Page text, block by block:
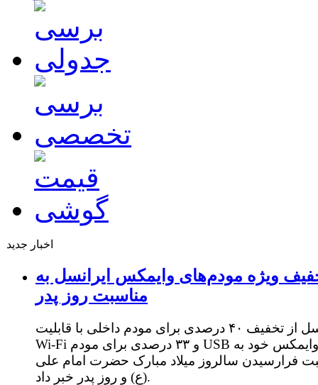
اخبار جدید
ویژه مودم‌های وایمکس ایرانسل به
مناسبت روز پدر
ایرانسل از تخفیف ۴۰ درصدی برای مودم داخلی با قابلیت
Wi-Fi و ۳۳ درصدی برای مودم USB وایمکس خود به
فرارسیدن سالروز میلاد مبارک حضرت امام علی
(ع) و روز پدر خبر داد.